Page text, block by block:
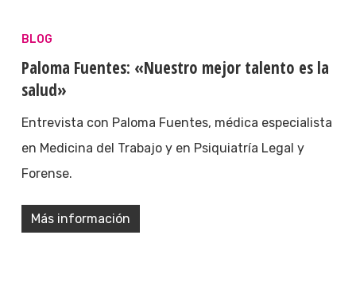
BLOG
Paloma Fuentes: «Nuestro mejor talento es la
salud»
Entrevista con Paloma Fuentes, médica especialista
en Medicina del Trabajo y en Psiquiatría Legal y
Forense.
Más información